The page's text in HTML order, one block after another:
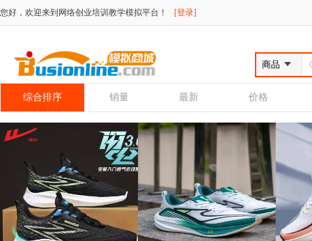
您好，欢迎来到网络创业培训教学模拟平台！ [登录]
综合排序 销量 最新 价格